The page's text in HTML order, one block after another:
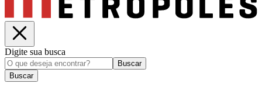
Digite sua busca
Buscar
Buscar